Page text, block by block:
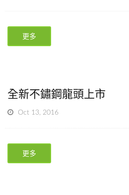
更多
全新不鏽鋼龍頭上市
Oct 13, 2016
更多